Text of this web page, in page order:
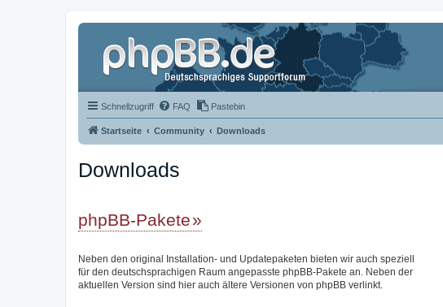
Schnellzugriff FAQ Pastebin
Startseite Community Downloads
Downloads
phpBB-Pakete
Neben den original Installation- und Updatepaketen bieten wir auch speziell
für den deutschsprachigen Raum angepasste phpBB-Pakete an. Neben der
aktuellen Version sind hier auch ältere Versionen von phpBB verlinkt.